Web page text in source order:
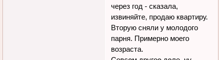
через год - сказала,
извиняйте, продаю квартиру.
Вторую сняли у молодого
парня. Примерно моего
возраста.